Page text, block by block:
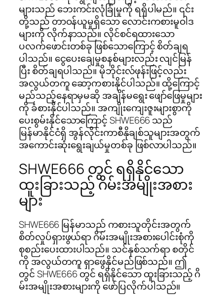
များသည် ဘေးကင်းလုံခြုံမှုကို ရရှိပါမည်။ ၎င်း
တို့သည် တာဝန်ယူမှုရှိသော လောင်းကစားမူဝါဒ
များကို လိုက်နာသည်။ လိုင်စင်ရထားသော
ပလက်ဖောင်းတစ်ခု ဖြစ်သောကြောင့် စိတ်ချရ
ပါသည်။ ငွေပေးချေမှုစနစ်များလည်း လျင်မြန်
ပြီး စိတ်ချရပါသည်။ မိုဘိုင်းလ်ဖုန်းဖြင့်လည်း
အလွယ်တကူ ဆော့ကစားနိုင်ပါသည်။ ထို့ကြောင့်
မည်သည့်နေရာမှမဆို အချိန်မရွေး ဖျော်ဖြေမှုများ
ကို ခံစားနိုင်ပါသည်။ အကျိုးကျေးဇူးများစွာကို
ပေးစွမ်းနိုင်သောကြောင့် SHWE666 သည်
မြန်မာနိုင်ငံရှိ အွန်လိုင်းကာစီနိုချစ်သူများအတွက်
အကောင်းဆုံးရွေးချယ်မှုတစ်ခု ဖြစ်လာပါသည်။
SHWE666 တွင် ရရှိနိုင်သော
ထူးခြားသည့် ဂိမ်းအမျိုးအစား
များ
SHWE666 မြန်မာသည် ကစားသူတိုင်းအတွက်
စိတ်လှုပ်ရှားဖွယ်ရာ ဂိမ်းအမျိုးအစားပေါင်းစုံကို
စုစည်းပေးထားပါသည်။ သင်နှစ်သက်ရာ စတိုင်
ကို အလွယ်တကူ ရှာဖွေနိုင်မည်ဖြစ်သည်။ ဤ
တွင် SHWE666 တွင် ရရှိနိုင်သော ထူးခြားသည့် ဂိ
မ်းအမျိုးအစားများကို ဖော်ပြလိုက်ပါသည်။